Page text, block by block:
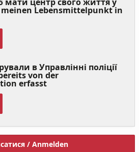
meinen Lebensmittelpunkt in
в Управлінні поліції
von der
erfasst
/ Anmelden